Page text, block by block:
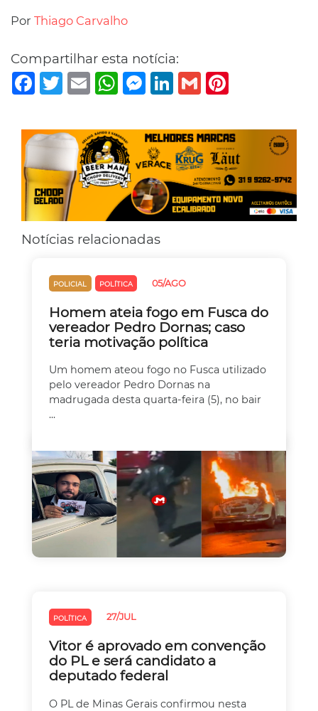
Por Thiago Carvalho
Compartilhar esta notícia:
Facebook
TwitterEmail WhatsAppMessenger
LinkedIn
Gmail
Notícias relacionadas
POLICIAL POLÍTICA 05/AGO
Homem ateia fogo em Fusca do
vereador Pedro Dornas; caso
teria motivação política
Um homem ateou fogo no Fusca utilizado
pelo vereador Pedro Dornas na
madrugada desta quarta-feira (5), no bair
...
POLÍTICA 27/JUL
Vitor é aprovado em convenção
do PL e será candidato a
deputado federal
O PL de Minas Gerais confirmou nesta